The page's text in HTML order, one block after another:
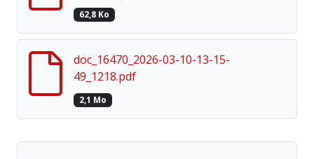
62,8 Ko
doc_16470_2026-03-10-13-15-
49_1218.pdf
2,1 Mo